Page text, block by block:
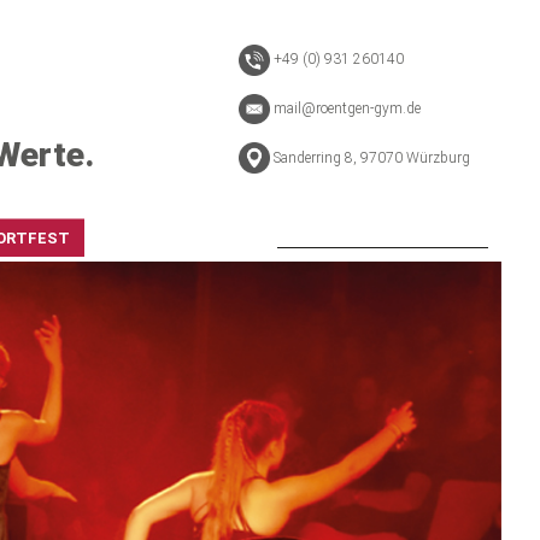
+49 (0) 931 260140
mail@roentgen-gym.de
Sanderring 8, 97070 Würzburg